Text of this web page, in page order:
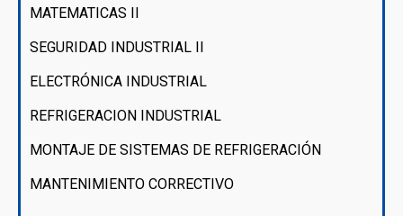
MATEMATICAS II
SEGURIDAD INDUSTRIAL II
ELECTRÓNICA INDUSTRIAL
REFRIGERACION INDUSTRIAL
MONTAJE DE SISTEMAS DE REFRIGERACIÓN
MANTENIMIENTO CORRECTIVO